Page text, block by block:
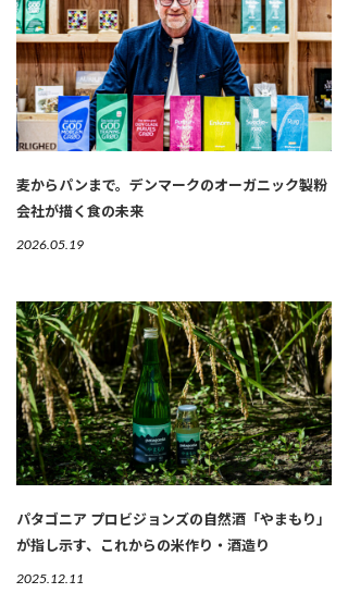
麦からパンまで。デンマークのオーガニック製粉
会社が描く食の未来
2026.05.19
パタゴニア プロビジョンズの自然酒「やまもり」
が指し示す、これからの米作り・酒造り
2025.12.11